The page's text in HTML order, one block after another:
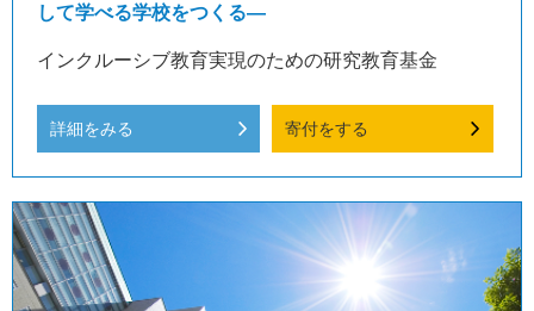
して学べる学校をつくる―
インクルーシブ教育実現のための研究教育基金
詳細をみる 寄付をする